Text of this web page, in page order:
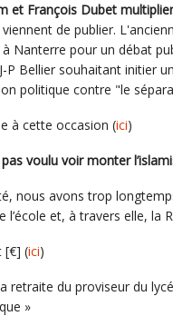
et François Dubet
de publier.
Nanterre pour un débat
P Bellier souhaitant initier
politique contre "le
à cette occasion (ici)
voulu voir monter
nous avons trop
l’école et, à travers elle, la
[€] (ici)
retraite du proviseur du
»